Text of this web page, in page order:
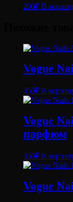
200₽ В
Vogue
350₽ В
Vogue
парфюм
350₽ В
Vogue